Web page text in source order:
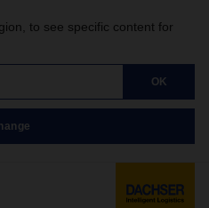
to see specific content for
OK